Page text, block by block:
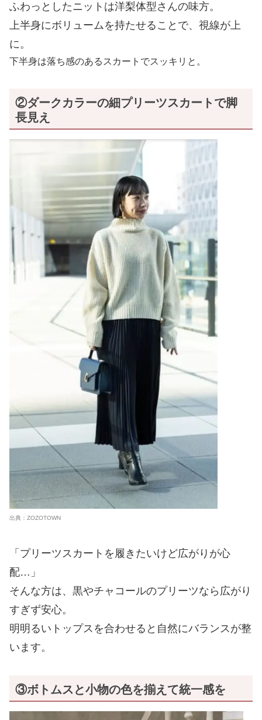
ふわっとしたニットは洋梨体型さんの味方。
上半身にボリュームを持たせることで、視線が上
に。
下半身は落ち感のあるスカートでスッキリと。
②ダークカラーの細プリーツスカートで脚
長見え
出典：ZOZOTOWN
「プリーツスカートを履きたいけど広がりが心
配…」
そんな方は、黒やチャコールのプリーツなら広がり
すぎず安心。
明明るいトップスを合わせると自然にバランスが整
います。
③ボトムスと小物の色を揃えて統一感を